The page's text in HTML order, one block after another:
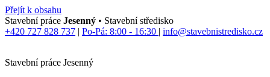
Přejít k obsahu
Stavební práce Jesenný • Stavební středisko
+420 727 828 737 | Po-Pá: 8:00 - 16:30 | info@stavebnistredisko.cz
Stavební práce Jesenný